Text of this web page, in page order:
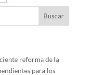
reforma de la
para los